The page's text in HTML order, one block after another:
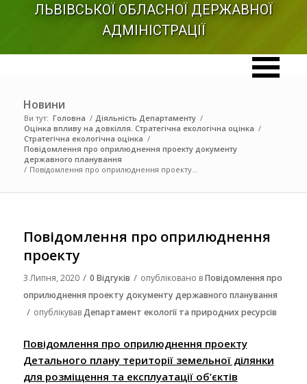
ЛЬВІВСЬКОЇ ОБЛАСНОЇ ДЕРЖАВНОЇ
АДМІНІСТРАЦІЇ
Новини
Ви тут: Головна / Діяльність Департаменту /
Оцінка впливу на довкілля. Стратегічна екологічна оцінка /
Стратегічна екологічна оцінка /
Повідомлення про оприлюднення проекту документу
державного планування
/ Повідомлення про оприлюднення проекту...
Повідомлення про оприлюднення
проекту
3 Липня, 2020 / 0 Відгуків / опубліковано вПовідомлення про
оприлюднення проекту документу державного планування
/ опублікувавДепартамент екології та природних ресурсів
Повідомлення про оприлюднення проекту
Детального плану території земельної ділянки
для розміщення та експлуатації об’єктів